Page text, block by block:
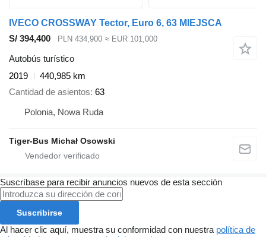
IVECO CROSSWAY Tector, Euro 6, 63 MIEJSCA
S/ 394,400
PLN 434,900 ≈ EUR 101,000
Autobús turístico
2019
440,985 km
Cantidad de asientos 63
Polonia, Nowa Ruda
Tiger-Bus Michał Osowski
Suscríbase para recibir anuncios nuevos de esta sección
Suscribirse
Al hacer clic aquí, muestra su conformidad con nuestra política de